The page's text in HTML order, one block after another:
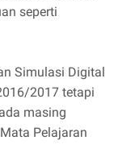
seperti
Simulasi Digital
2017 tetapi
masing
Pelajaran